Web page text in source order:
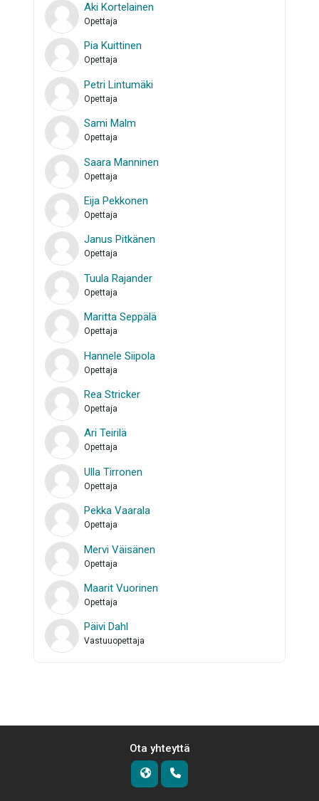
Aki Kortelainen
Opettaja
Pia Kuittinen
Opettaja
Petri Lintumäki
Opettaja
Sami Malm
Opettaja
Saara Manninen
Opettaja
Eija Pekkonen
Opettaja
Janus Pitkänen
Opettaja
Tuula Rajander
Opettaja
Maritta Seppälä
Opettaja
Hannele Siipola
Opettaja
Rea Stricker
Opettaja
Ari Teirilä
Opettaja
Ulla Tirronen
Opettaja
Pekka Vaarala
Opettaja
Mervi Väisänen
Opettaja
Maarit Vuorinen
Opettaja
Päivi Dahl
Vastuuopettaja
Ota yhteyttä